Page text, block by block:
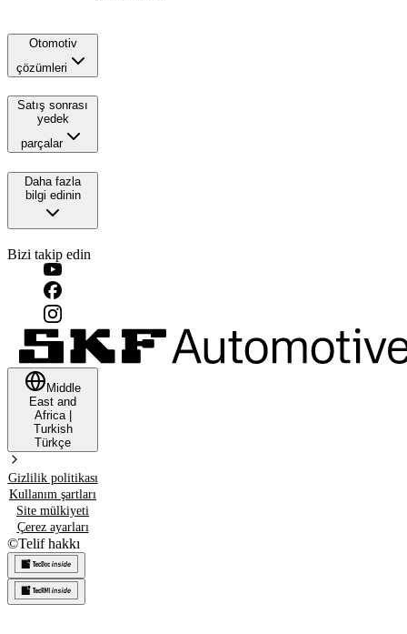
Otomotiv
çözümleri
Satış sonrası
yedek
parçalar
Daha fazla
bilgi edinin
Bizi takip edin
Middle
East and
Africa|
Turkish
Türkçe
Gizlilik politikası
Kullanım şartları
Site mülkiyeti
Çerez ayarları
©Telif hakkı